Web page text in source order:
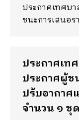
ประกาศเทศบ
ชนะการเสนอร
ประกาศเท
ประกาศผู้ช
ปรับอากาศ
จำนวน ๑ ชุ